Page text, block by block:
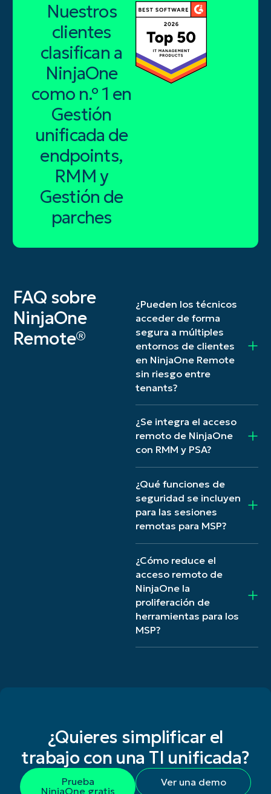
Nuestros
clientes
clasifican a
NinjaOne
como n.º 1 en
Gestión
unificada de
endpoints,
RMM y
Gestión de
parches
FAQ sobre
NinjaOne
Remote®
¿Pueden los técnicos
acceder de forma
segura a múltiples
entornos de clientes
en NinjaOne Remote
sin riesgo entre
tenants?
¿Se integra el acceso
remoto de NinjaOne
con RMM y PSA?
¿Qué funciones de
seguridad se incluyen
para las sesiones
remotas para MSP?
¿Cómo reduce el
acceso remoto de
NinjaOne la
proliferación de
herramientas para los
MSP?
¿Quieres simplificar el
trabajo con una TI unificada?
Prueba
NinjaOne gratis
Ver una demo